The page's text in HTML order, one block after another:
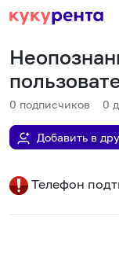
0 подписчиков 0
Добавить в
Телефон